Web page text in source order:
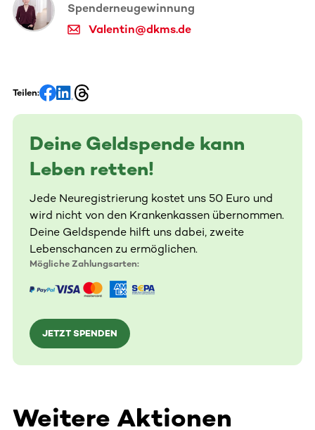
Spenderneugewinnung
Valentin@dkms.de
Teilen:
Deine Geldspende kann
Leben retten!
Jede Neuregistrierung kostet uns 50 Euro und
wird nicht von den Krankenkassen übernommen.
Deine Geldspende hilft uns dabei, zweite
Lebenschancen zu ermöglichen.
Mögliche Zahlungsarten:
JETZT SPENDEN
Weitere Aktionen